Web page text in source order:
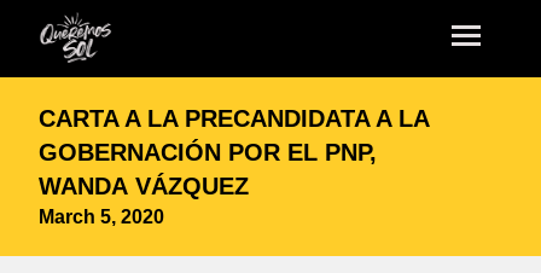
CARTA A LA PRECANDIDATA A LA
GOBERNACIÓN POR EL PNP,
WANDA VÁZQUEZ
March 5, 2020